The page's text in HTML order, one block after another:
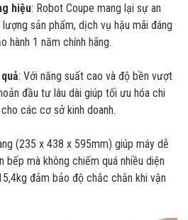
hiệu: Robot Coupe mang lại sự an
sản phẩm, dịch vụ hậu mãi đáng
hành 1 năm chính hãng.
: Với năng suất cao và độ bền vượt
đầu tư lâu dài giúp tối ưu hóa chi
các cơ sở kinh doanh.
(235 x 438 x 595mm) giúp máy dễ
bếp mà không chiếm quá nhiều diện
đảm bảo độ chắc chắn khi vận